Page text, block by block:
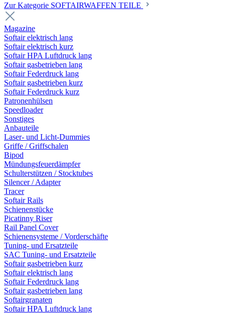
Zur Kategorie SOFTAIRWAFFEN TEILE
Magazine
Softair elektrisch lang
Softair elektrisch kurz
Softair HPA Luftdruck lang
Softair gasbetrieben lang
Softair Federdruck lang
Softair gasbetrieben kurz
Softair Federdruck kurz
Patronenhülsen
Speedloader
Sonstiges
Anbauteile
Laser- und Licht-Dummies
Griffe / Griffschalen
Bipod
Mündungsfeuerdämpfer
Schulterstützen / Stocktubes
Silencer / Adapter
Tracer
Softair Rails
Schienenstücke
Picatinny Riser
Rail Panel Cover
Schienensysteme / Vorderschäfte
Tuning- und Ersatzteile
SAC Tuning- und Ersatzteile
Softair gasbetrieben kurz
Softair elektrisch lang
Softair Federdruck lang
Softair gasbetrieben lang
Softairgranaten
Softair HPA Luftdruck lang